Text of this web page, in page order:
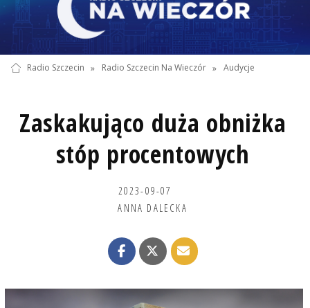
Radio Szczecin » Radio Szczecin Na Wieczór » Audycje
Zaskakująco duża obniżka
stóp procentowych
2023-09-07
ANNA DALECKA